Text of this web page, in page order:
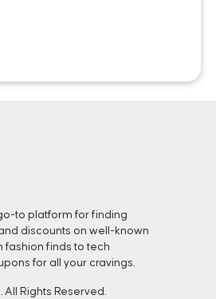
to platform for finding
discounts on well-known
fashion finds to tech
for all your cravings.
Rights Reserved.